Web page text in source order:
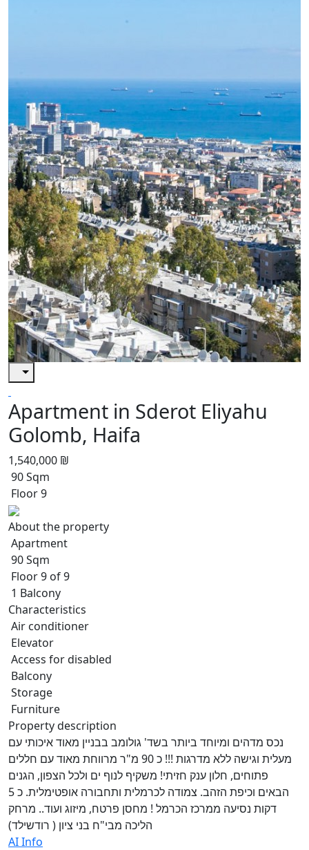
Apartment in Sderot Eliyahu
Golomb, Haifa
1,540,000 ₪
90 Sqm
Floor 9
About the property
Apartment
90 Sqm
Floor 9 of 9
1 Balcony
Characteristics
Air conditioner
Elevator
Access for disabled
Balcony
Storage
Furniture
Property description
נכס מדהים ומיוחד ביותר בשד' גולומב בבניין מאוד איכותי עם
מעלית וגישה ללא מדרגות !!! כ 90 מ"ר מרווחת מאוד עם חללים
פתוחים, חלון ענק חזיתי! משקיף לנוף ים ולכל הצפון, הגנים
הבאים וכיפת הזהב. צמודה לכרמלית ותחבורה אופטימלית. כ 5
דקות נסיעה ממרכז הכרמל ! מחסן פרטח, מיזוג ועוד.. מרחק
הליכה מבי"ח בני ציון ( רודשילד)
AI Info